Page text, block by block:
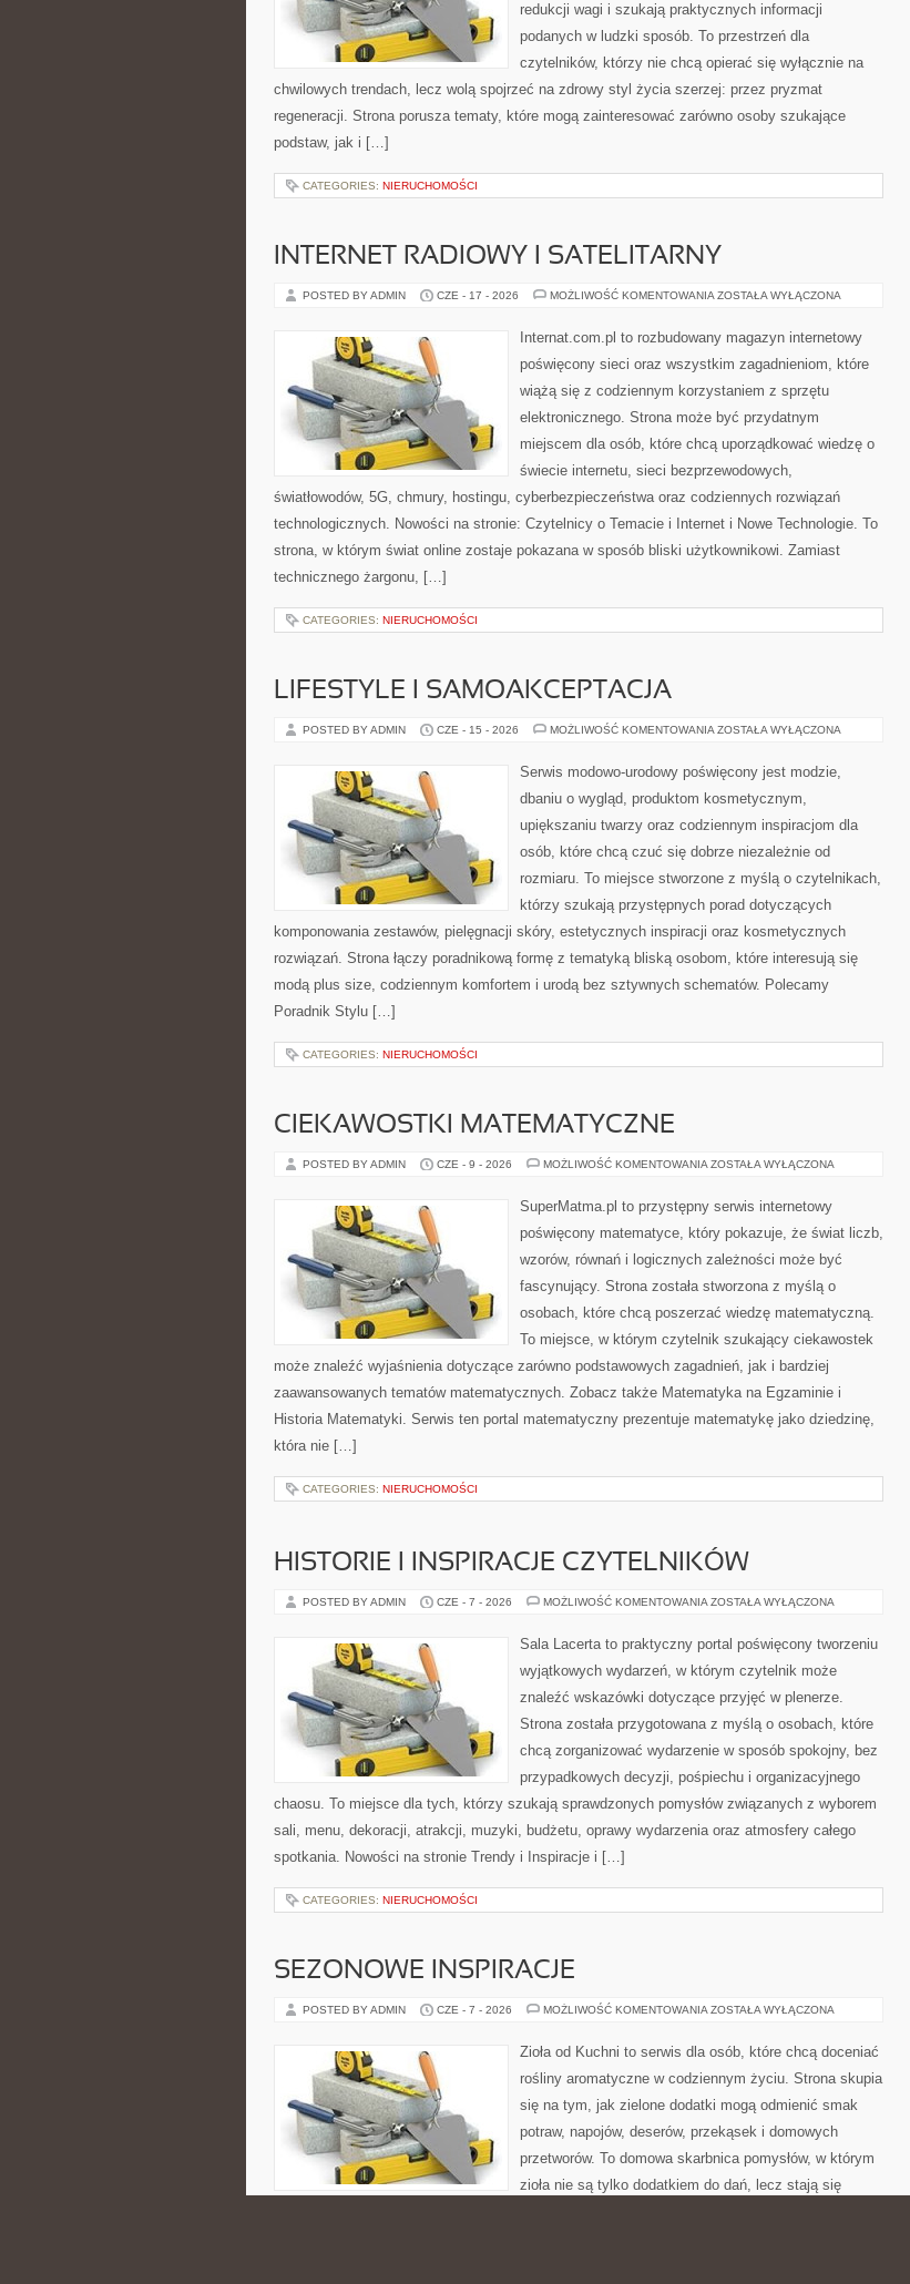
redukcji wagi i szukają praktycznych informacji
podanych w ludzki sposób. To przestrzeń dla
czytelników, którzy nie chcą opierać się wyłącznie na
chwilowych trendach, lecz wolą spojrzeć na zdrowy styl życia szerzej: przez pryzmat
regeneracji. Strona porusza tematy, które mogą zainteresować zarówno osoby szukające
podstaw, jak i […]
CATEGORIES: NIERUCHOMOŚCI
INTERNET RADIOWY I SATELITARNY
POSTED BY ADMIN CZE - 17 - 2026 MOŻLIWOŚĆ KOMENTOWANIA INTERNET
SATELITARNY
ZOSTAŁA WYŁĄCZONA
Internat.com.pl to rozbudowany magazyn internetowy
poświęcony sieci oraz wszystkim zagadnieniom, które
wiążą się z codziennym korzystaniem z sprzętu
elektronicznego. Strona może być przydatnym
miejscem dla osób, które chcą uporządkować wiedzę o
świecie internetu, sieci bezprzewodowych,
światłowodów, 5G, chmury, hostingu, cyberbezpieczeństwa oraz codziennych rozwiązań
technologicznych. Nowości na stronie: Czytelnicy o Temacie i Internet i Nowe Technologie. To
strona, w którym świat online zostaje pokazana w sposób bliski użytkownikowi. Zamiast
technicznego żargonu, […]
CATEGORIES: NIERUCHOMOŚCI
LIFESTYLE I SAMOAKCEPTACJA
POSTED BY ADMIN CZE - 15 - 2026 MOŻLIWOŚĆ KOMENTOWANIA LIFESTYLE
ZOSTAŁA WYŁĄCZONA
Serwis modowo-urodowy poświęcony jest modzie,
dbaniu o wygląd, produktom kosmetycznym,
upiększaniu twarzy oraz codziennym inspiracjom dla
osób, które chcą czuć się dobrze niezależnie od
rozmiaru. To miejsce stworzone z myślą o czytelnikach,
którzy szukają przystępnych porad dotyczących
komponowania zestawów, pielęgnacji skóry, estetycznych inspiracji oraz kosmetycznych
rozwiązań. Strona łączy poradnikową formę z tematyką bliską osobom, które interesują się
modą plus size, codziennym komfortem i urodą bez sztywnych schematów. Polecamy
Poradnik Stylu […]
CATEGORIES: NIERUCHOMOŚCI
CIEKAWOSTKI MATEMATYCZNE
POSTED BY ADMIN CZE - 9 - 2026 MOŻLIWOŚĆ KOMENTOWANIA CIEKAWOSTKI
ZOSTAŁA WYŁĄCZONA
SuperMatma.pl to przystępny serwis internetowy
poświęcony matematyce, który pokazuje, że świat liczb,
wzorów, równań i logicznych zależności może być
fascynujący. Strona została stworzona z myślą o
osobach, które chcą poszerzać wiedzę matematyczną.
To miejsce, w którym czytelnik szukający ciekawostek
może znaleźć wyjaśnienia dotyczące zarówno podstawowych zagadnień, jak i bardziej
zaawansowanych tematów matematycznych. Zobacz także Matematyka na Egzaminie i
Historia Matematyki. Serwis ten portal matematyczny prezentuje matematykę jako dziedzinę,
która nie […]
CATEGORIES: NIERUCHOMOŚCI
HISTORIE I INSPIRACJE CZYTELNIKÓW
POSTED BY ADMIN CZE - 7 - 2026 MOŻLIWOŚĆ KOMENTOWANIA HISTORIE
CZYTELNIKÓW
ZOSTAŁA WYŁĄCZONA
Sala Lacerta to praktyczny portal poświęcony tworzeniu
wyjątkowych wydarzeń, w którym czytelnik może
znaleźć wskazówki dotyczące przyjęć w plenerze.
Strona została przygotowana z myślą o osobach, które
chcą zorganizować wydarzenie w sposób spokojny, bez
przypadkowych decyzji, pośpiechu i organizacyjnego
chaosu. To miejsce dla tych, którzy szukają sprawdzonych pomysłów związanych z wyborem
sali, menu, dekoracji, atrakcji, muzyki, budżetu, oprawy wydarzenia oraz atmosfery całego
spotkania. Nowości na stronie Trendy i Inspiracje i […]
CATEGORIES: NIERUCHOMOŚCI
SEZONOWE INSPIRACJE
POSTED BY ADMIN CZE - 7 - 2026 MOŻLIWOŚĆ KOMENTOWANIA SEZONOWE
ZOSTAŁA WYŁĄCZONA
Zioła od Kuchni to serwis dla osób, które chcą doceniać
rośliny aromatyczne w codziennym życiu. Strona skupia
się na tym, jak zielone dodatki mogą odmienić smak
potraw, napojów, deserów, przekąsek i domowych
przetworów. To domowa skarbnica pomysłów, w którym
zioła nie są tylko dodatkiem do dań, lecz stają się